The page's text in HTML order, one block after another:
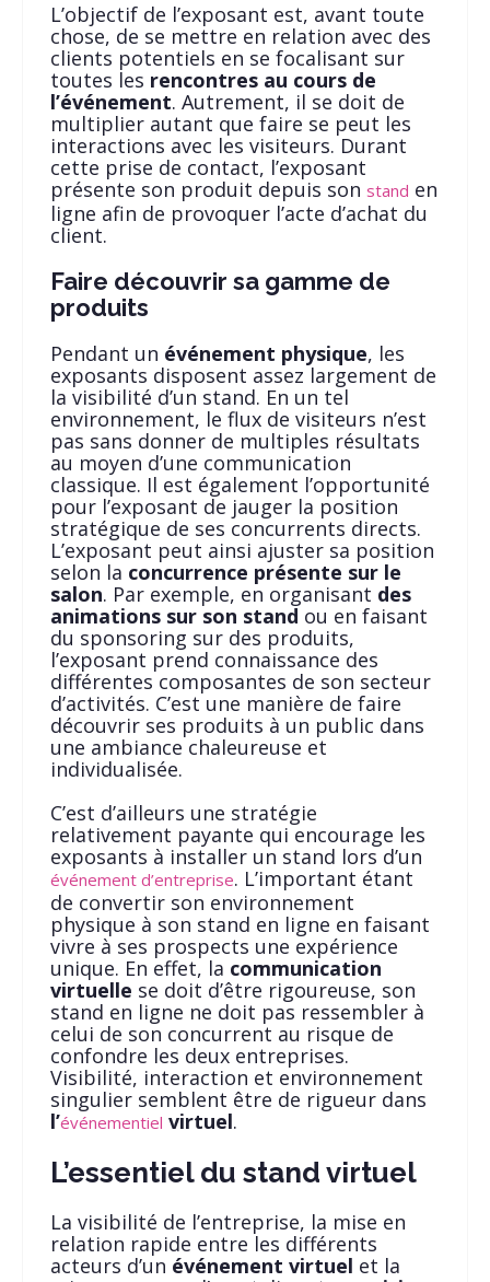
L’objectif de l’exposant est, avant toute
chose, de se mettre en relation avec des
clients potentiels en se focalisant sur
toutes les rencontres au cours de
l’événement. Autrement, il se doit de
multiplier autant que faire se peut les
interactions avec les visiteurs. Durant
cette prise de contact, l’exposant
présente son produit depuis son stand en
ligne afin de provoquer l’acte d’achat du
client.
Faire découvrir sa gamme de
produits
Pendant un événement physique, les
exposants disposent assez largement de
la visibilité d’un stand. En un tel
environnement, le flux de visiteurs n’est
pas sans donner de multiples résultats
au moyen d’une communication
classique. Il est également l’opportunité
pour l’exposant de jauger la position
stratégique de ses concurrents directs.
L’exposant peut ainsi ajuster sa position
selon la concurrence présente sur le
salon. Par exemple, en organisant des
animations sur son stand ou en faisant
du sponsoring sur des produits,
l’exposant prend connaissance des
différentes composantes de son secteur
d’activités. C’est une manière de faire
découvrir ses produits à un public dans
une ambiance chaleureuse et
individualisée.
C’est d’ailleurs une stratégie
relativement payante qui encourage les
exposants à installer un stand lors d’un
événement d’entreprise. L’important étant
de convertir son environnement
physique à son stand en ligne en faisant
vivre à ses prospects une expérience
unique. En effet, la communication
virtuelle se doit d’être rigoureuse, son
stand en ligne ne doit pas ressembler à
celui de son concurrent au risque de
confondre les deux entreprises.
Visibilité, interaction et environnement
singulier semblent être de rigueur dans
l’événementiel virtuel.
L’essentiel du stand virtuel
La visibilité de l’entreprise, la mise en
relation rapide entre les différents
acteurs d’un événement virtuel et la